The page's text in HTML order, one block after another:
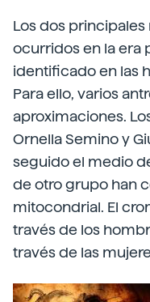
Los dos
ocurridos en la era
identificado en las
Para ello, varios
aproximaciones.
Ornella Semino y
seguido el medio
de otro grupo han
mitocondrial. El
través de los
través de las